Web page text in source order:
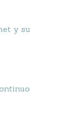
y su